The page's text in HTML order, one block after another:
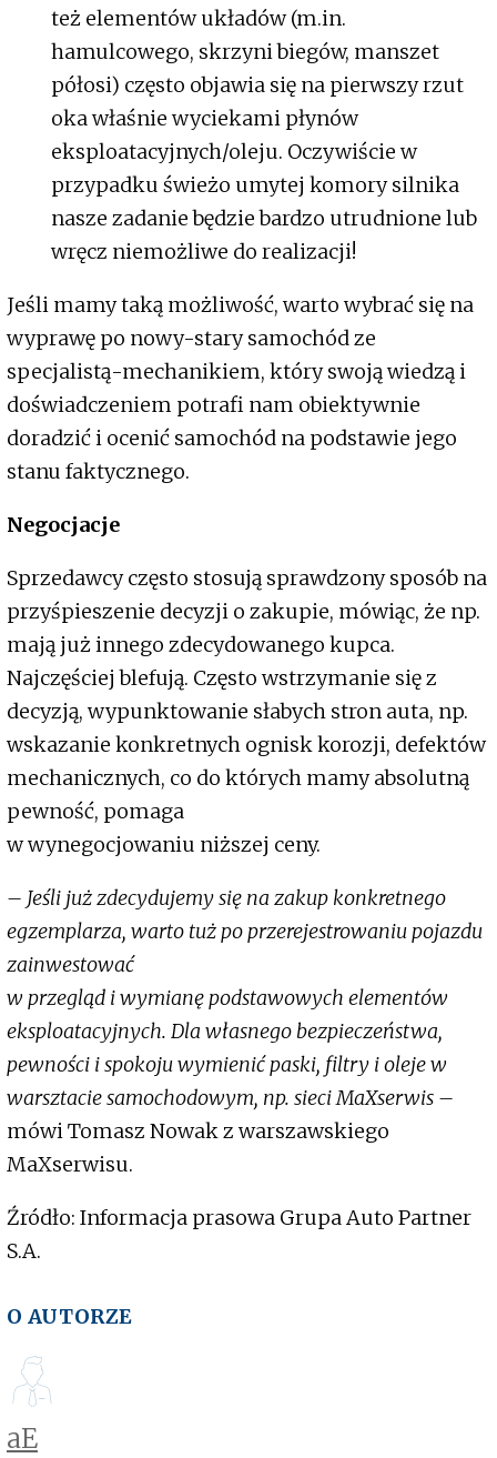
też elementów układów (m.in.
hamulcowego, skrzyni biegów, manszet
półosi) często objawia się na pierwszy rzut
oka właśnie wyciekami płynów
eksploatacyjnych/oleju. Oczywiście w
przypadku świeżo umytej komory silnika
nasze zadanie będzie bardzo utrudnione lub
wręcz niemożliwe do realizacji!
Jeśli mamy taką możliwość, warto wybrać się na
wyprawę po nowy-stary samochód ze
specjalistą-mechanikiem, który swoją wiedzą i
doświadczeniem potrafi nam obiektywnie
doradzić i ocenić samochód na podstawie jego
stanu faktycznego.
Negocjacje
Sprzedawcy często stosują sprawdzony sposób na
przyśpieszenie decyzji o zakupie, mówiąc, że np.
mają już innego zdecydowanego kupca.
Najczęściej blefują. Często wstrzymanie się z
decyzją, wypunktowanie słabych stron auta, np.
wskazanie konkretnych ognisk korozji, defektów
mechanicznych, co do których mamy absolutną
pewność, pomaga
w wynegocjowaniu niższej ceny.
– Jeśli już zdecydujemy się na zakup konkretnego
egzemplarza, warto tuż po przerejestrowaniu pojazdu
zainwestować
w przegląd i wymianę podstawowych elementów
eksploatacyjnych. Dla własnego bezpieczeństwa,
pewności i spokoju wymienić paski, filtry i oleje w
warsztacie samochodowym, np. sieci MaXserwis –
mówi Tomasz Nowak z warszawskiego
MaXserwisu.
Źródło: Informacja prasowa Grupa Auto Partner
S.A.
O AUTORZE
aE